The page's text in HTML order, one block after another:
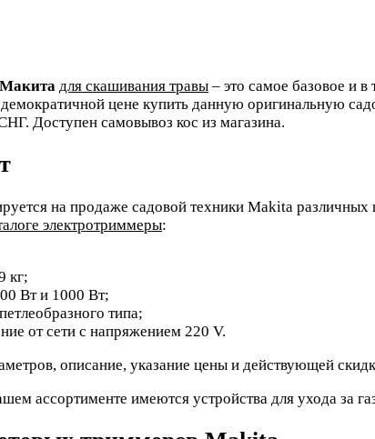
для скашивания травы – это самое базовое и
цене купить данную оригинальную
Доступен самовывоз кос из магазина.
на продаже садовой техники Makita
электротриммеры:
кг;
Вт и 1000 Вт;
типа;
от сети с напряжением 220 V.
описание, указание цены и действующей
ассортименте имеются устройства для ухода за